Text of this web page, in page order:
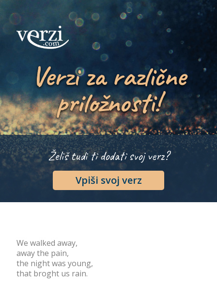
Verzi za različne
priložnosti!
Želiš tudi ti dodati svoj verz?
Vpiši svoj verz
We walked away,
away the pain,
the night was young,
that broght us rain.